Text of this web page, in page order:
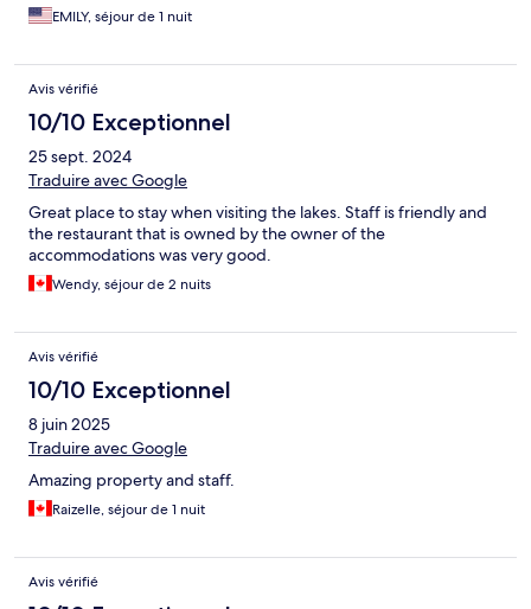
EMILY, séjour de 1 nuit
Avis vérifié
10/10 Exceptionnel
25 sept. 2024
Traduire avec Google
Great place to stay when visiting the lakes. Staff is friendly and
the restaurant that is owned by the owner of the
accommodations was very good.
Wendy, séjour de 2 nuits
Avis vérifié
10/10 Exceptionnel
8 juin 2025
Traduire avec Google
Amazing property and staff.
Raizelle, séjour de 1 nuit
Avis vérifié